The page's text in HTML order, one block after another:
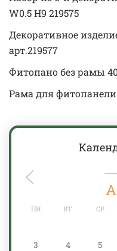
W0.5 H9 219575
Декоративное
арт.219577
Фитопано без рамы
Рама для фитопанели
ПН ВТ СР
3
4 5